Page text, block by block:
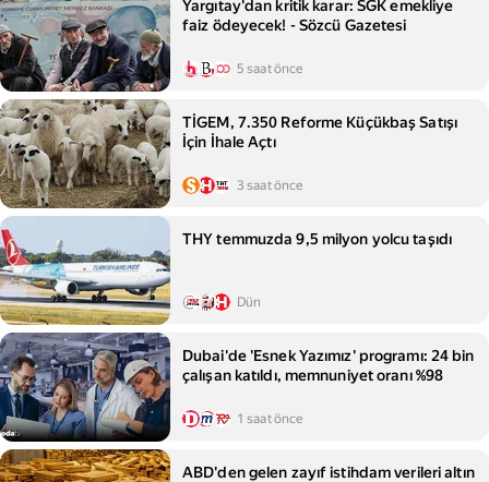
Yargıtay'dan kritik karar: SGK emekliye
faiz ödeyecek! - Sözcü Gazetesi
5 saat önce
TİGEM, 7.350 Reforme Küçükbaş Satışı
İçin İhale Açtı
3 saat önce
THY temmuzda 9,5 milyon yolcu taşıdı
Dün
Dubai'de 'Esnek Yazımız' programı: 24 bin
çalışan katıldı, memnuniyet oranı %98
1 saat önce
ABD'den gelen zayıf istihdam verileri altın